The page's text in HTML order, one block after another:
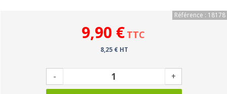
Référence : 18178
9,90 € TTC
8,25 € HT
- +